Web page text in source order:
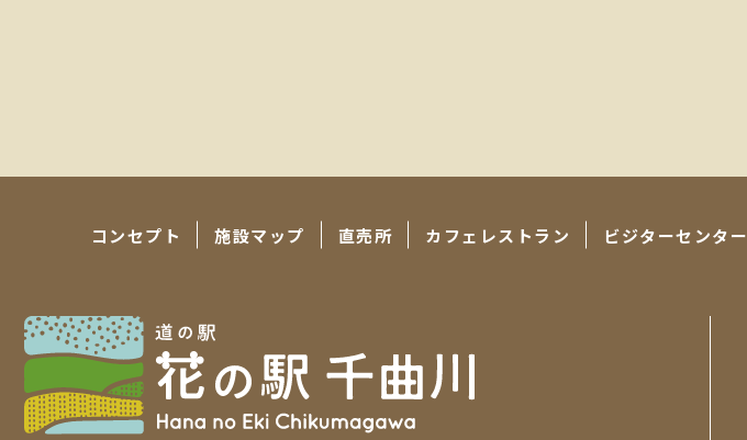
コンセプト 施設マップ 直売所 カフェレストラン ビジターセンター